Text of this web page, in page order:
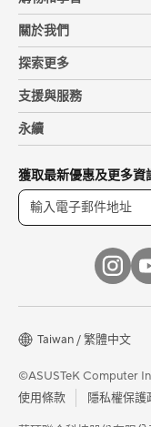
關於我們
探索更多
支援與服務
永續
獲取最新優惠及更多資
Taiwan / 繁體中文
©ASUSTeK Computer
使用條款
隱私權保護